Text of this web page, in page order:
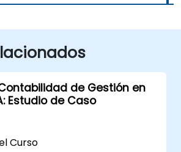
Contabilidad de Gestión en
Estudio de Caso
Curso